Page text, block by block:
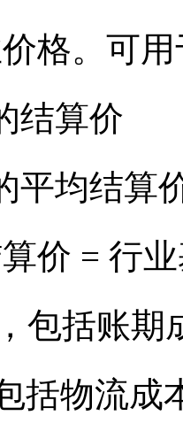
格。可
结算价
平均结算
价 = 行
包括账期
括物流成